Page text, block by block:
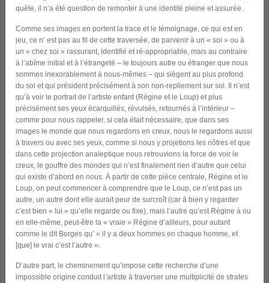
quête, il n’a été question de remonter à une identité pleine et assurée.
Comme ses images en portent la trace et le témoignage, ce qui est en
jeu, ce n’ est pas au fil de cette traversée, de parvenir à un « soi » ou à
un « chez soi » rassurant, identifié et ré-appropriable, mais au contraire
à l’abîme initial et à l’étrangeté – le toujours autre ou étranger que nous
sommes inexorablement à nous-mêmes – qui siègent au plus profond
du soi et qui président précisément à son non-repliement sur soi. Il n’est
qu’à voir le portrait de l’artiste enfant (Régine et le Loup) et plus
précisément ses yeux écarquillés, révulsés, retournés à l’intérieur –
comme pour nous rappeler, si cela était nécessaire, que dans ses
images le monde que nous regardons en creux, nous le regardons aussi
à travers ou avec ses yeux, comme si nous y projetions les nôtres et que
dans cette projection analeptique nous retrouvions la force de voir le
creux, le gouffre des mondes qui n’est finalement rien d’autre que celui
qui existe d’abord en nous. À partir de cette pièce centrale, Régine et le
Loup, on peut commencer à comprendre que le Loup, ce n’est pas un
autre, un autre dont elle aurait peur de surcroît (car à bien y regarder
c’est bien « lui » qu’elle regarde ou fixe), mais l’autre qu’est Régine à ou
en elle-même, peut-être la « vraie » Régine d’ailleurs, pour autant
comme le dit Borges qu’ « il y a deux hommes en chaque homme, et
[que] le vrai c’est l’autre ».
D’autre part, le cheminement qu’impose cette recherche d’une
impossible origine conduit l’artiste à traverser une multiplicité de strates